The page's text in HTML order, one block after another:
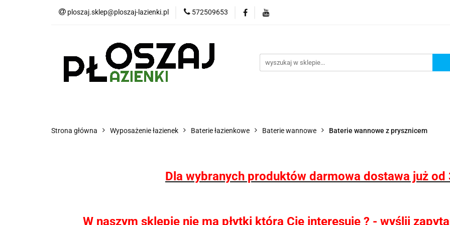
ploszaj.sklep@ploszaj-lazienki.pl 572509653
Płytki Panele wodoodporne MHC
Wyposażenie kuchni Konfigurator kabin Kerria
Strona główna Wyposażenie łazienek Baterie łazienkowe Baterie wannowe Baterie wannowe z prysznicem
Dla wybranych produktów darmowa dostawa już od
W naszym sklepie nie ma płytki która Cię interesuje ? - wyślij